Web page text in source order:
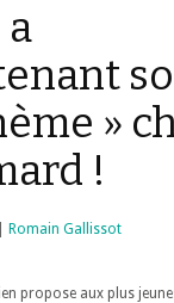
a
»
!
Romain Gallissot
propose aux plus